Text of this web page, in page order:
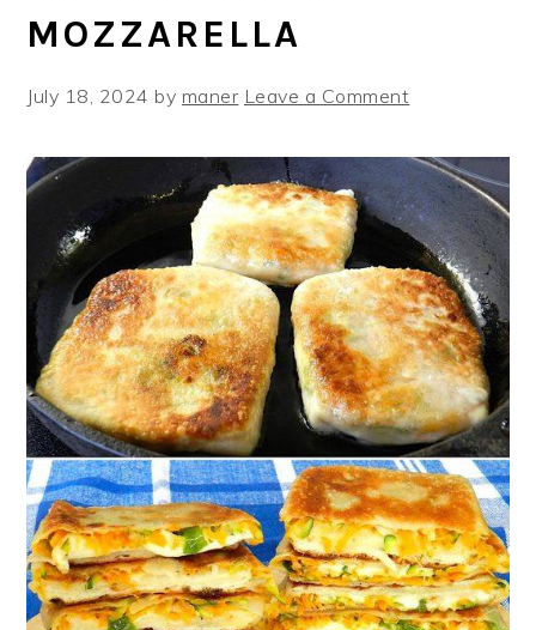
MOZZARELLA
July 18, 2024 by maner Leave a Comment